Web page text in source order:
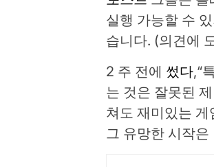
실행 가능할 수
습니다. (의견에
2 주 전에 썼다,“
는 것은 잘못된
쳐도 재미있는 게
그 유망한 시작